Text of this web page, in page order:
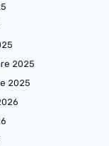
2025
2025